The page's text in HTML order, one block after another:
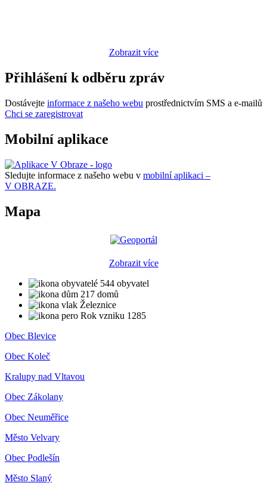
Zobrazit více
Přihlášení k odběru zpráv
Dostávejte informace z našeho webu prostřednictvím SMS a e-mailů
Chci se zaregistrovat
Mobilní aplikace
Sledujte informace z našeho webu v mobilní aplikaci –
V OBRAZE.
Mapa
Zobrazit více
544 obyvatel
217 domů
Železnice
Rok vzniku 1285
Obec Blevice
Obec Koleč
Kralupy nad Vltavou
Obec Zákolany
Obec Neuměřice
Město Velvary
Obec Podlešín
Město Slaný